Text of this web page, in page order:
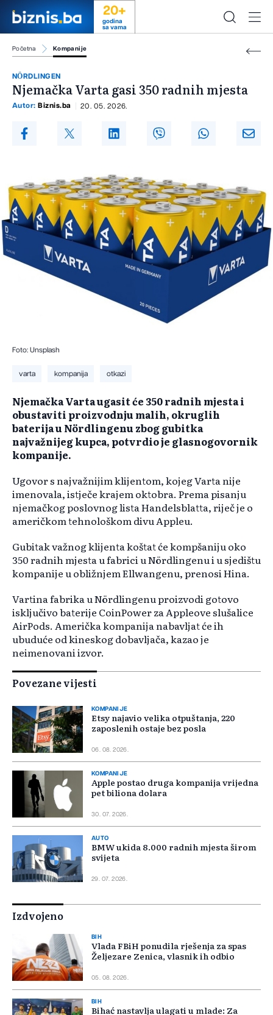
20+
godina
sa vama
Početna Kompanije
NÖRDLINGEN
Njemačka Varta gasi 350 radnih mjesta
Autor: Biznis.ba 20. 05. 2026.
Foto: Unsplash
varta kompanija otkazi
Njemačka Varta ugasit će 350 radnih mjesta i
obustaviti proizvodnju malih, okruglih
baterija u Nördlingenu zbog gubitka
najvažnijeg kupca, potvrdio je glasnogovornik
kompanije.
Ugovor s najvažnijim klijentom, kojeg Varta nije
imenovala, istječe krajem oktobra. Prema pisanju
njemačkog poslovnog lista Handelsblatta, riječ je o
američkom tehnološkom divu Appleu.
Gubitak važnog klijenta koštat će kompšaniju oko
350 radnih mjesta u fabrici u Nördlingenu i u sjedištu
kompanije u obližnjem Ellwangenu, prenosi Hina.
Vartina fabrika u Nördlingenu proizvodi gotovo
isključivo baterije CoinPower za Appleove slušalice
AirPods. Američka kompanija nabavljat će ih
ubuduće od kineskog dobavljača, kazao je
neimenovani izvor.
Povezane vijesti
KOMPANIJE
Etsy najavio velika otpuštanja, 220
zaposlenih ostaje bez posla
06. 08. 2026.
KOMPANIJE
Apple postao druga kompanija vrijedna
pet biliona dolara
30. 07. 2026.
AUTO
BMW ukida 8.000 radnih mjesta širom
svijeta
29. 07. 2026.
Izdvojeno
BIH
Vlada FBiH ponudila rješenja za spas
Željezare Zenica, vlasnik ih odbio
05. 08. 2026.
BIH
Bihać nastavlja ulagati u mlade: Za